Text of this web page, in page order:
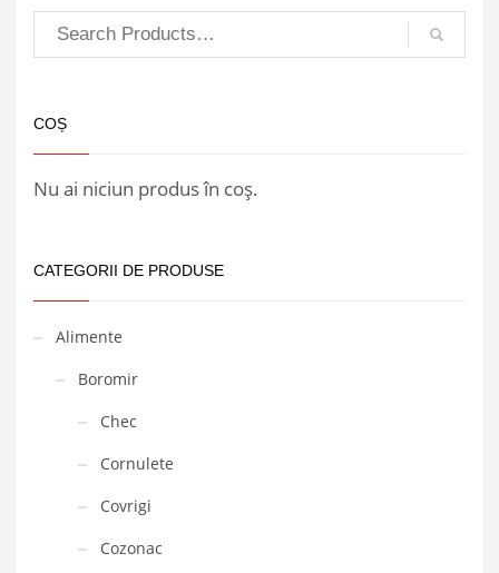
COȘ
Nu ai niciun produs în coș.
CATEGORII DE PRODUSE
Alimente
Boromir
Chec
Cornulete
Covrigi
Cozonac